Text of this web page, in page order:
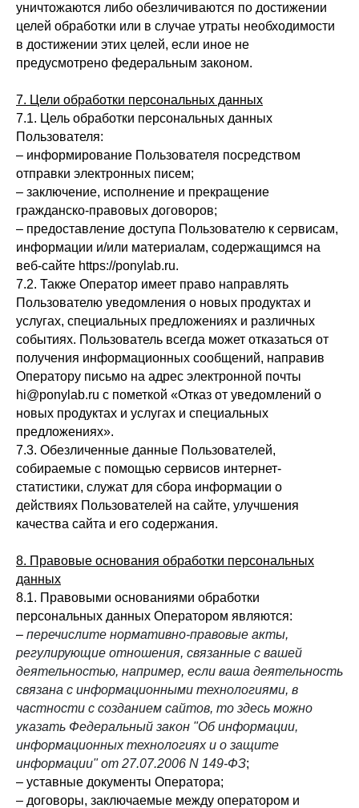
уничтожаются либо обезличиваются по достижении
целей обработки или в случае утраты необходимости
в достижении этих целей, если иное не
предусмотрено федеральным законом.
7. Цели обработки персональных данных
7.1. Цель обработки персональных данных
Пользователя:
– информирование Пользователя посредством
отправки электронных писем;
– заключение, исполнение и прекращение
гражданско-правовых договоров;
– предоставление доступа Пользователю к сервисам,
информации и/или материалам, содержащимся на
веб-сайте https://ponylab.ru.
7.2. Также Оператор имеет право направлять
Пользователю уведомления о новых продуктах и
услугах, специальных предложениях и различных
событиях. Пользователь всегда может отказаться от
получения информационных сообщений, направив
Оператору письмо на адрес электронной почты
hi@ponylab.ru с пометкой «Отказ от уведомлений о
новых продуктах и услугах и специальных
предложениях».
7.3. Обезличенные данные Пользователей,
собираемые с помощью сервисов интернет-
статистики, служат для сбора информации о
действиях Пользователей на сайте, улучшения
качества сайта и его содержания.
8. Правовые основания обработки персональных
данных
8.1. Правовыми основаниями обработки
персональных данных Оператором являются:
– перечислите нормативно-правовые акты,
регулирующие отношения, связанные с вашей
деятельностью, например, если ваша деятельность
связана с информационными технологиями, в
частности с созданием сайтов, то здесь можно
указать Федеральный закон "Об информации,
информационных технологиях и о защите
информации" от 27.07.2006 N 149-ФЗ;
– уставные документы Оператора;
– договоры, заключаемые между оператором и